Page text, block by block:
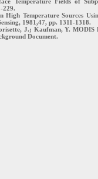
229.
Temperature Sources
1981,47, pp. 1311-1318.
J.; Kaufman, Y. MODIS
Document.